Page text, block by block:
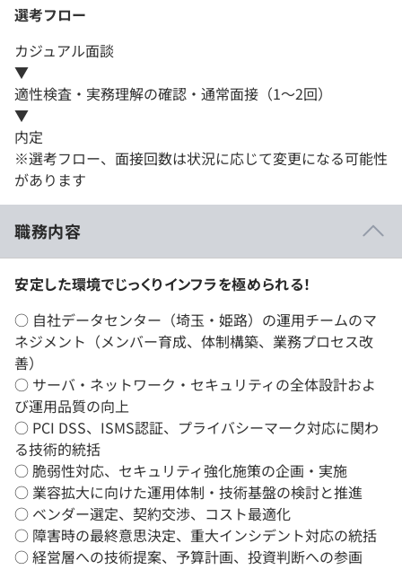
選考フロー
カジュアル面談
▼
適性検査・実務理解の確認・通常面接（1～2回）
▼
内定
※選考フロー、面接回数は状況に応じて変更になる可能性
があります
職務内容
安定した環境でじっくりインフラを極められる！
○ 自社データセンター（埼玉・姫路）の運用チームのマ
ネジメント（メンバー育成、体制構築、業務プロセス改
善）
○ サーバ・ネットワーク・セキュリティの全体設計およ
び運用品質の向上
○ PCI DSS、ISMS認証、プライバシーマーク対応に関わ
る技術的統括
○ 脆弱性対応、セキュリティ強化施策の企画・実施
○ 業容拡大に向けた運用体制・技術基盤の検討と推進
○ ベンダー選定、契約交渉、コスト最適化
○ 障害時の最終意思決定、重大インシデント対応の統括
○ 経営層への技術提案、予算計画、投資判断への参画